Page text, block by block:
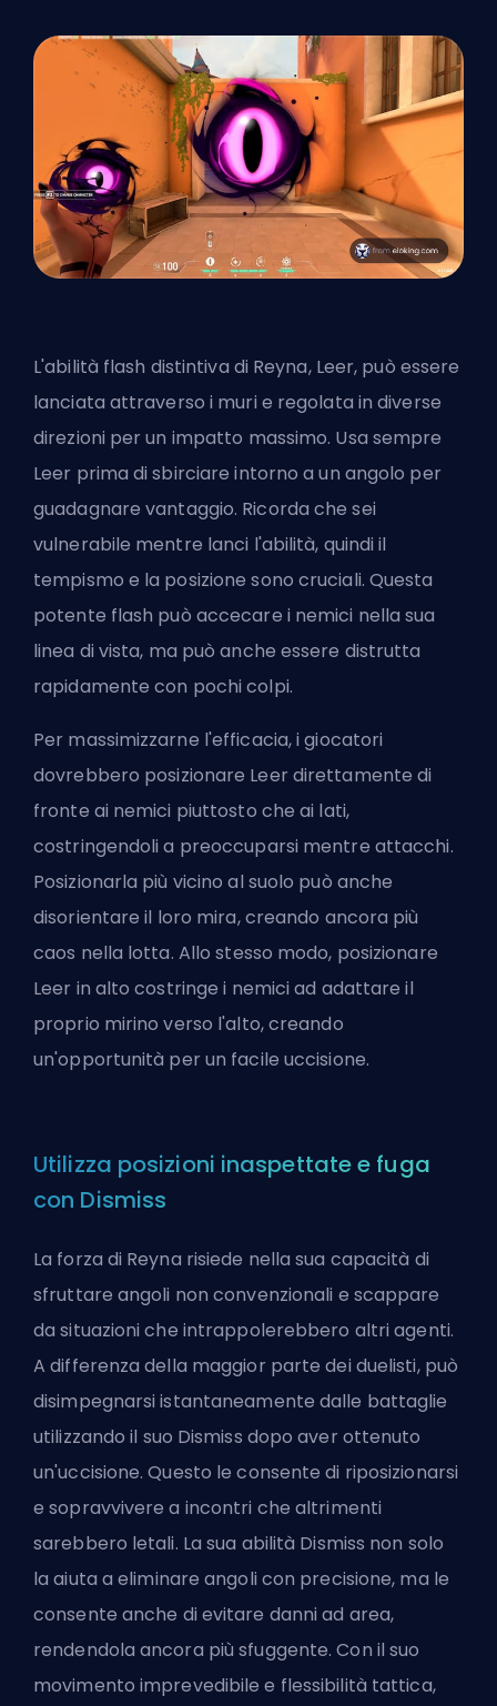
L'abilità flash distintiva di Reyna, Leer, può essere
lanciata attraverso i muri e regolata in diverse
direzioni per un impatto massimo. Usa sempre
Leer prima di sbirciare intorno a un angolo per
guadagnare vantaggio. Ricorda che sei
vulnerabile mentre lanci l'abilità, quindi il
tempismo e la posizione sono cruciali. Questa
potente flash può accecare i nemici nella sua
linea di vista, ma può anche essere distrutta
rapidamente con pochi colpi.
Per massimizzarne l'efficacia, i giocatori
dovrebbero posizionare Leer direttamente di
fronte ai nemici piuttosto che ai lati,
costringendoli a preoccuparsi mentre attacchi.
Posizionarla più vicino al suolo può anche
disorientare il loro mira, creando ancora più
caos nella lotta. Allo stesso modo, posizionare
Leer in alto costringe i nemici ad adattare il
proprio mirino verso l'alto, creando
un'opportunità per un facile uccisione.
Utilizza posizioni inaspettate e fuga
con Dismiss
La forza di Reyna risiede nella sua capacità di
sfruttare angoli non convenzionali e scappare
da situazioni che intrappolerebbero altriagenti.
A differenza della maggior parte dei duelisti, può
disimpegnarsi istantaneamente dalle battaglie
utilizzando il suo Dismiss dopo aver ottenuto
un'uccisione. Questo le consente di riposizionarsi
e sopravvivere a incontri che altrimenti
sarebbero letali. La sua abilità Dismiss non solo
la aiuta a eliminare angoli con precisione, ma le
consente anche di evitare danni ad area,
rendendola ancora più sfuggente. Con il suo
movimento imprevedibile e flessibilità tattica,